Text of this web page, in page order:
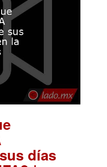
días